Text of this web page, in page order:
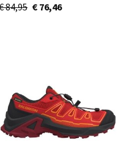
84,95 € 76,46